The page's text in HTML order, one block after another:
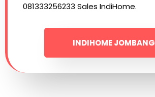
081333256233 Sales IndiHome.
INDIHOME JOMBANG